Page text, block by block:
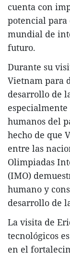
cuenta con
potencial
mundial de
futuro.
Durante su
Vietnam para
desarrollo de
humanos del
hecho de que
entre las
Olimpiadas
(IMO)
humano y
desarrollo de
La visita de
tecnológicos
en el